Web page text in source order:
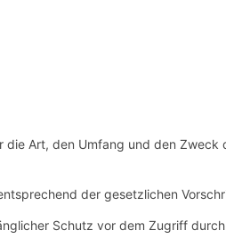
die Art, den Umfang und den Zweck
der gesetzlichen
Schutz vor dem Zugriff